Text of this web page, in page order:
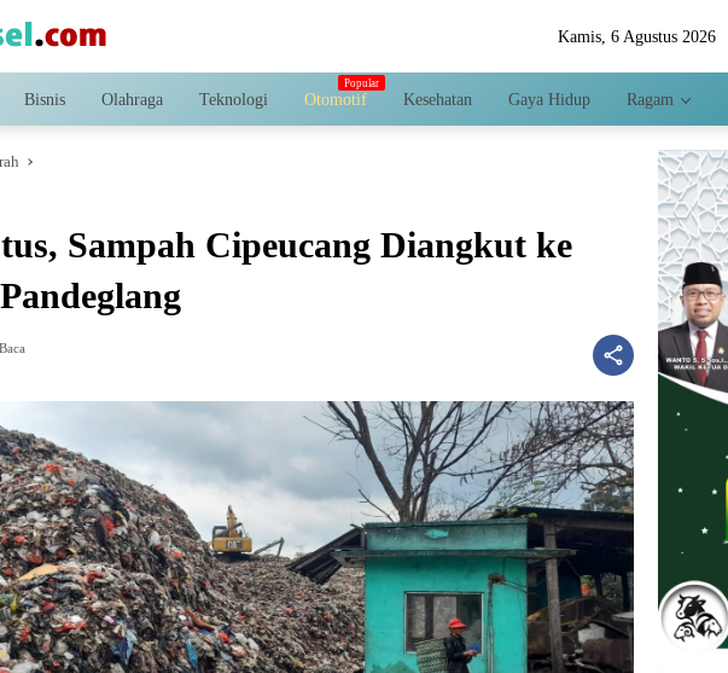
Kamis, 6 Agustus 2026
Bisnis Olahraga Teknologi Otomotif Kesehatan Gaya Hidup Ragam
Sampah Cipeucang Diangkut ke